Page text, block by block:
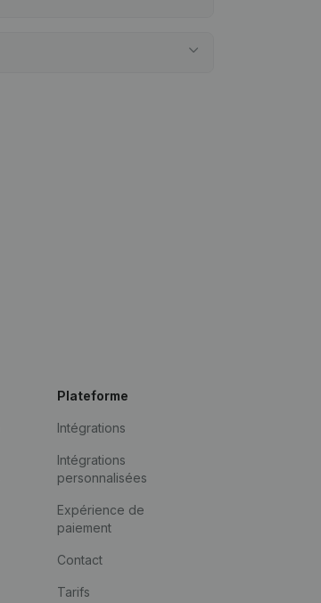
Plateforme
Intégrations
Intégrations
personnalisées
Expérience de
paiement
Contact
Tarifs